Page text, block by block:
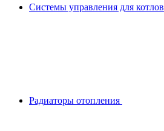
Системы управления для котлов
Радиаторы отопления